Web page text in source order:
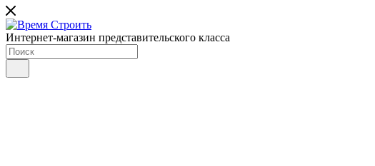
Интернет-магазин представительского класса